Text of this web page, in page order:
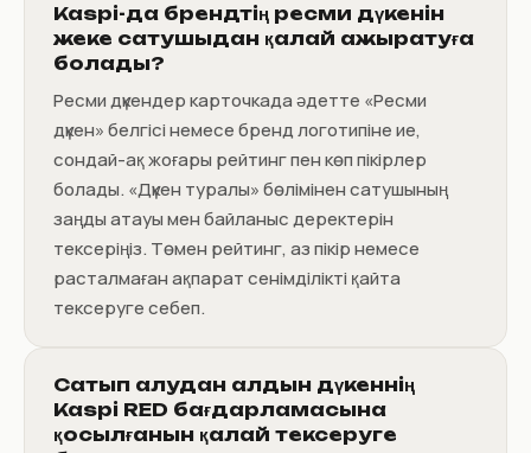
Kaspi-да брендтің ресми дүкенін
жеке сатушыдан қалай ажыратуға
болады?
Ресми дүкендер карточкада әдетте «Ресми
дүкен» белгісі немесе бренд логотипіне ие,
сондай-ақ жоғары рейтинг пен көп пікірлер
болады. «Дүкен туралы» бөлімінен сатушының
заңды атауы мен байланыс деректерін
тексеріңіз. Төмен рейтинг, аз пікір немесе
расталмаған ақпарат сенімділікті қайта
тексеруге себеп.
Сатып алудан алдын дүкеннің
Kaspi RED бағдарламасына
қосылғанын қалай тексеруге